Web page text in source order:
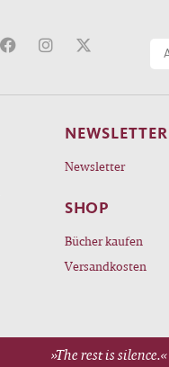
NEWSLETTER
Newsletter
SHOP
Bücher kaufen
Versandkosten
»The rest is silence.«